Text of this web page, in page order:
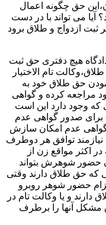
حق چگونه اعمال
آیا می تواند با در دست
ثبت ازدواج و طلاق برود
هیچ دفتری حق ثبت
تام الاختیار
حق طلاق خود به
مراجعه کرده و گواهی
وجود دارد این است
صدور گواهی عدم
عدم امکان سازش
توافق هر دوطرف
اکثر مواقع زن از
حضور شوهرش بتواند
که حق طلاق دارند وقتی
حضور شوهر روبرو
و یا وکالت تام در
مشکل آنها را برطرف